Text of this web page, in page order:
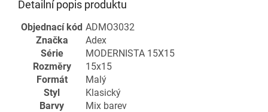
Detailní popis produktu
Objednací kód ADMO3032
Značka
Adex
Série
MODERNISTA 15X15
Rozměry
15x15
Formát
Malý
Styl
Klasický
Barvy
Mix barev